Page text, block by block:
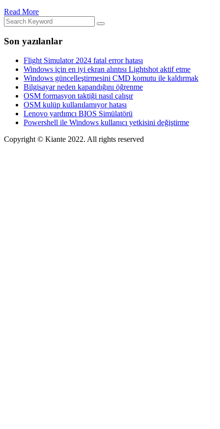
Read More
Son yazılanlar
Flight Simulator 2024 fatal error hatası
Windows için en iyi ekran alıntısı Lightshot aktif etme
Windows güncelleştirmesini CMD komutu ile kaldırmak
Bilgisayar neden kapandığını öğrenme
OSM formasyon taktiği nasıl çalışır
OSM kulüp kullanılamıyor hatası
Lenovo yardımcı BIOS Simülatörü
Powershell ile Windows kullanıcı yetkisini değiştirme
Copyright © Kiante 2022. All rights reserved